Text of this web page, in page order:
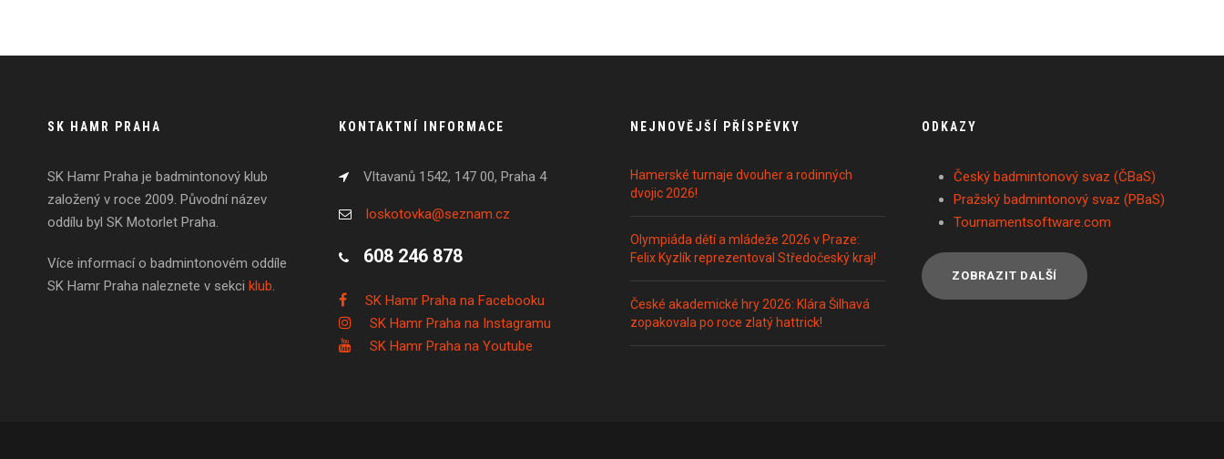
SK HAMR PRAHA
SK Hamr Praha je badmintonový klub
založený v roce 2009. Původní název
oddílu byl SK Motorlet Praha.
Více informací o badmintonovém oddíle
SK Hamr Praha naleznete v sekci klub.
KONTAKTNÍ INFORMACE
Vltavanů 1542, 147 00, Praha 4
loskotovka@seznam.cz
608 246 878
SK Hamr Praha na Facebooku
SK Hamr Praha na Instagramu
SK Hamr Praha na Youtube
NEJNOVĚJŠÍ PŘÍSPĚVKY
Hamerské turnaje dvouher a rodinných
dvojic 2026!
Olympiáda dětí a mládeže 2026 v Praze:
Felix Kyzlík reprezentoval Středočeský kraj!
České akademické hry 2026: Klára Šilhavá
zopakovala po roce zlatý hattrick!
ODKAZY
Český badmintonový svaz (ČBaS)
Pražský badmintonový svaz (PBaS)
Tournamentsoftware.com
ZOBRAZIT DALŠÍ